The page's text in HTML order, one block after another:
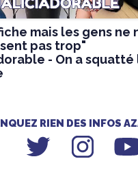
mais les gens ne
pas trop"
- On a squatté
RIEN DES INFOS